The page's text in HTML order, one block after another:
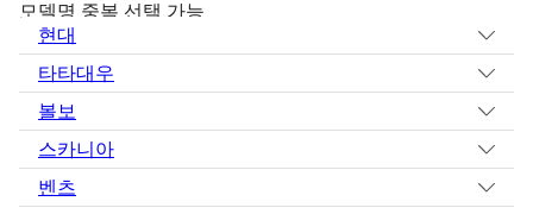
모델명 중복 선택 가능
현대
타타대우
볼보
스카니아
벤츠